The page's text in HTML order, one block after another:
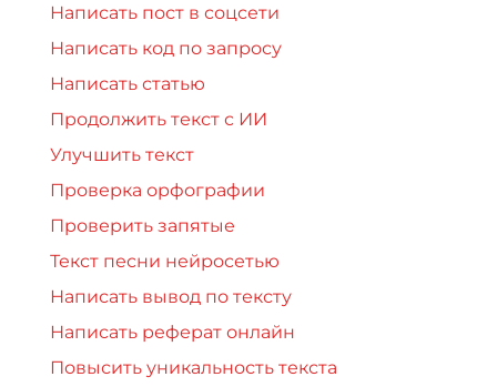
Написать пост в соцсети
Написать код по запросу
Написать статью
Продолжить текст с ИИ
Улучшить текст
Проверка орфографии
Проверить запятые
Текст песни нейросетью
Написать вывод по тексту
Написать реферат онлайн
Повысить уникальность текста